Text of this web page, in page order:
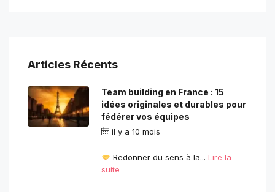
Articles Récents
Team building en France : 15
idées originales et durables pour
fédérer vos équipes
il y a 10 mois
Redonner du sens à la... Lire la
suite